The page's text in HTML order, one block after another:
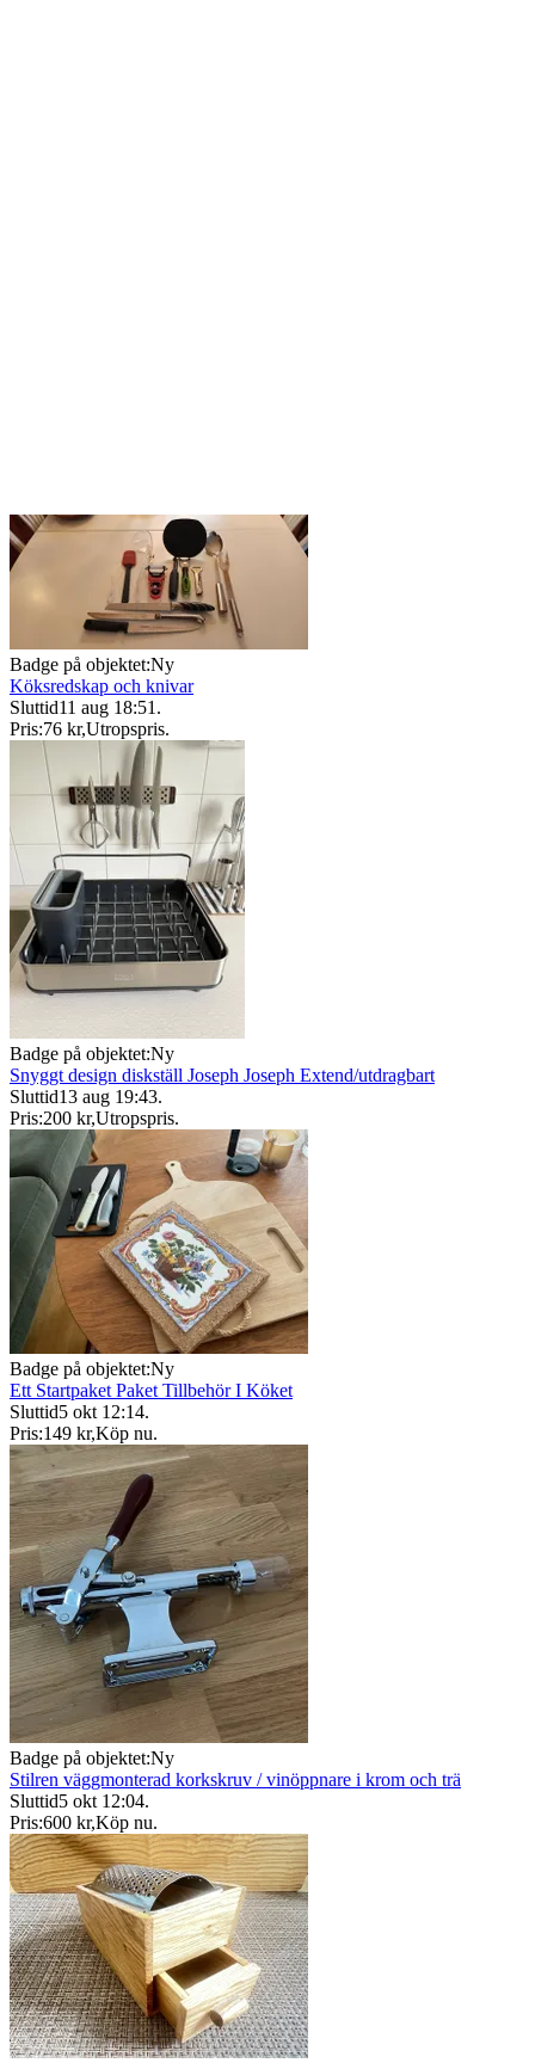
Badge på objektet:Ny
Köksredskap och knivar
Sluttid11 aug 18:51 .
Pris:76 kr,Utropspris.
Badge på objektet:Ny
Snyggt design diskställ Joseph Joseph Extend/utdragbart
Sluttid13 aug 19:43.
Pris:200 kr,Utropspris.
Badge på objektet:Ny
Ett Startpaket Paket Tillbehör I Köket
Sluttid5 okt 12:14.
Pris:149 kr,Köp nu.
Badge på objektet:Ny
Stilren väggmonterad korkskruv / vinöppnare i krom och trä
Sluttid5 okt 12:04.
Pris:600 kr,Köp nu.